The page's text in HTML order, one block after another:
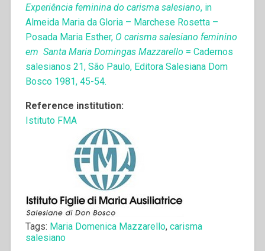
Experiência feminina do carisma salesiano, in
Almeida Maria da Gloria – Marchese Rosetta –
Posada Maria Esther, O carisma salesiano feminino
em Santa Maria Domingas Mazzarello = Cadernos
salesianos 21, São Paulo, Editora Salesiana Dom
Bosco 1981, 45-54.
Reference institution:
Istituto FMA
Tags: Maria Domenica Mazzarello, carisma
salesiano